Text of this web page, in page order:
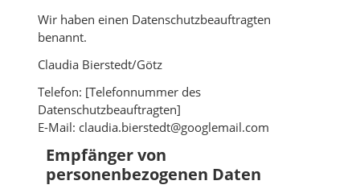
Wir haben einen Datenschutzbeauftragten
benannt.
Claudia Bierstedt/Götz
Telefon: [Telefonnummer des
Datenschutzbeauftragten]
E-Mail: claudia.bierstedt@googlemail.com
Empfänger von
personenbezogenen Daten